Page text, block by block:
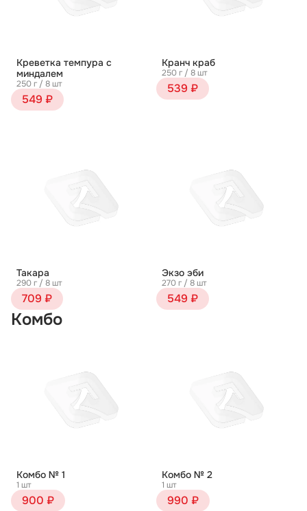
Креветка темпура с
миндалем
250 г / 8 шт
549 ₽
Кранч краб
250 г / 8 шт
539 ₽
Такара
290 г / 8 шт
709 ₽
Экзо эби
270 г / 8 шт
549 ₽
Комбо
Комбо № 1
1 шт
900 ₽
Комбо № 2
1 шт
990 ₽